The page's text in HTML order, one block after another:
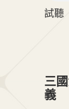
試聽
三
義